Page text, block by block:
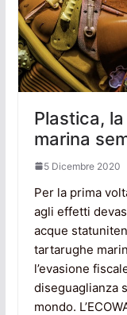
Plastica,
marina
5 Dicembre 2020
Per la prima
agli effetti
acque
tartarughe
l’evasione
diseguaglianza
mondo.